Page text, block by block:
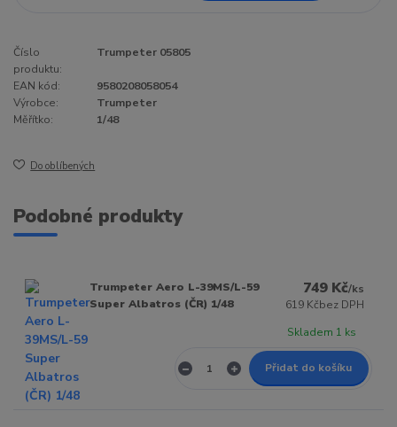
Číslo
produktu:
Trumpeter 05805
EAN kód:
9580208058054
Výrobce:
Trumpeter
Měřítko:
1/48
Do oblíbených
Podobné produkty
Trumpeter Aero L-39MS/L-59
Super Albatros (ČR) 1/48
749 Kč/ks
619 Kčbez DPH
Skladem 1 ks
Přidat do košíku